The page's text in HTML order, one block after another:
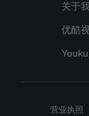
关于
优酷
营业执照